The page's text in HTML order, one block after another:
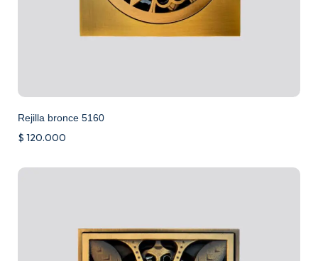
Rejilla bronce 5160
$ 120.000